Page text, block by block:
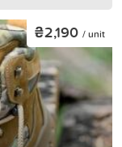
₴2,190 / unit